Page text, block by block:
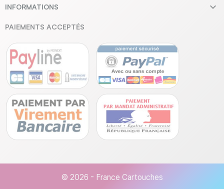
INFORMATIONS 
PAIEMENTS ACCEPTÉS
© 2026 - France Cartouches